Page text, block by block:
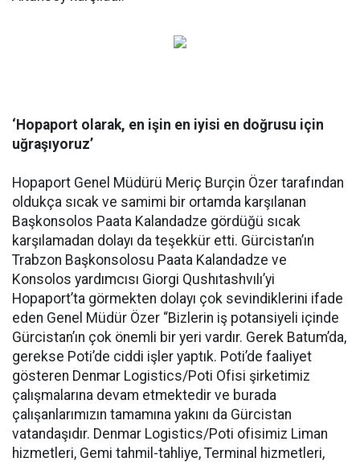
‘Hopaport olarak, en işin en iyisi en doğrusu için
uğraşıyoruz’
Hopaport Genel Müdürü Meriç Burçin Özer tarafından
oldukça sıcak ve samimi bir ortamda karşılanan
Başkonsolos Paata Kalandadze gördüğü sıcak
karşılamadan dolayı da teşekkür etti. Gürcistan’ın
Trabzon Başkonsolosu Paata Kalandadze ve
Konsolos yardımcısı Giorgi Qushıtashvılı’yi
Hopaport’ta görmekten dolayı çok sevindiklerini ifade
eden Genel Müdür Özer “Bizlerin iş potansiyeli içinde
Gürcistan’ın çok önemli bir yeri vardır. Gerek Batum’da,
gerekse Poti’de ciddi işler yaptık. Poti’de faaliyet
gösteren Denmar Logistics/Poti Ofisi şirketimiz
çalışmalarına devam etmektedir ve burada
çalışanlarımızın tamamına yakını da Gürcistan
vatandaşıdır. Denmar Logistics/Poti ofisimiz Liman
hizmetleri, Gemi tahmil-tahliye, Terminal hizmetleri,